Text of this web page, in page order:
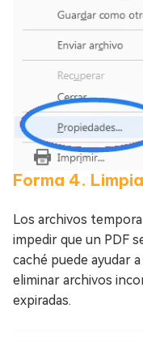
Forma 4.
Los archivos
impedir que un PDF
caché puede ayudar
eliminar archivos
expiradas.